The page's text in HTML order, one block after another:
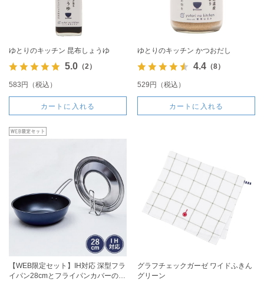
ゆとりのキッチン 昆布しょうゆ
5.0（2）
583円（税込）
カートに入れる
ゆとりのキッチン かつおだし
4.4（8）
529円（税込）
カートに入れる
【WEB限定セット】IH対応 深型フラ
イパン28cmとフライパンカバーのセ
グラフチェックガーゼ ワイドふきん
グリーン